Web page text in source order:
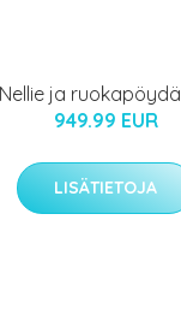
ja
949.99 EUR
LISÄTIETOJA